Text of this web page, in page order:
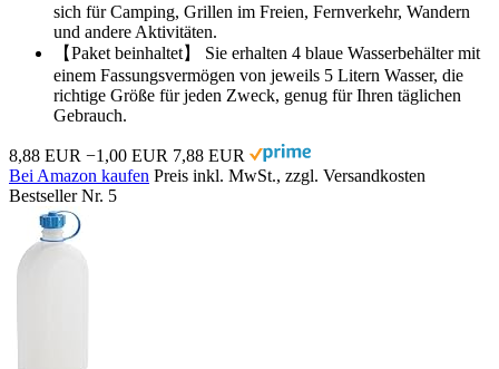
sich für Camping, Grillen im Freien, Fernverkehr, Wandern
und andere Aktivitäten.
【Paket beinhaltet】 Sie erhalten 4 blaue Wasserbehälter mit
einem Fassungsvermögen von jeweils 5 Litern Wasser, die
richtige Größe für jeden Zweck, genug für Ihren täglichen
Gebrauch.
8,88 EUR −1,00 EUR 7,88 EUR
Bei Amazon kaufen Preis inkl. MwSt., zzgl. Versandkosten
Bestseller Nr. 5